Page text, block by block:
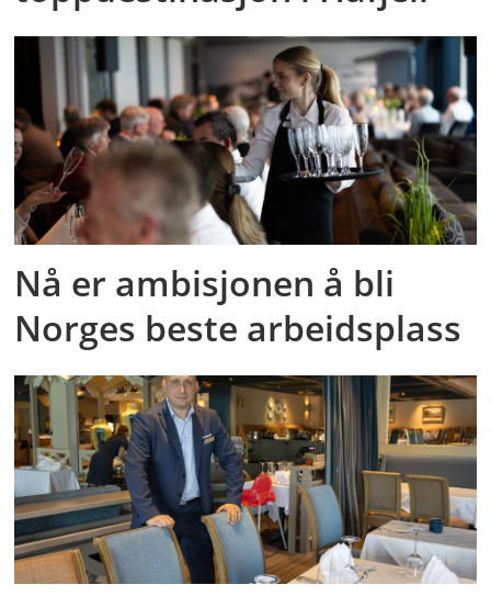
Nå er ambisjonen å bli
Norges beste arbeidsplass